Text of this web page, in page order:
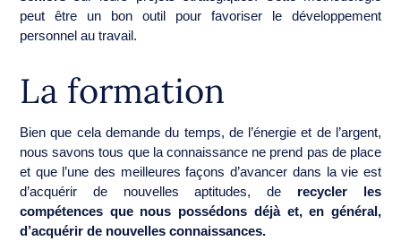
peut être un bon outil pour favoriser le développement
personnel au travail.
La formation
Bien que cela demande du temps, de l’énergie et de l’argent,
nous savons tous que la connaissance ne prend pas de place
et que l’une des meilleures façons d’avancer dans la vie est
d’acquérir de nouvelles aptitudes, de recycler les
compétences que nous possédons déjà et, en général,
d’acquérir de nouvelles connaissances.